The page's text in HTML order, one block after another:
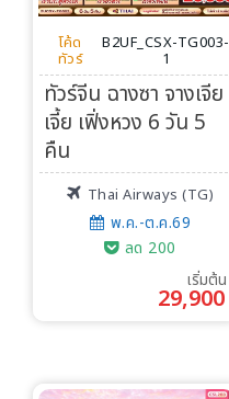
โค้ด
ทัวร์
B2UF_CSX-TG003-
1
ทัวร์จีน ฉางซา จางเจีย
เจี้ย เฟิ่งหวง 6 วัน 5
คืน
Thai Airways (TG)
พ.ค.-ต.ค.69
ลด 200
เริ่มต้น
29,900